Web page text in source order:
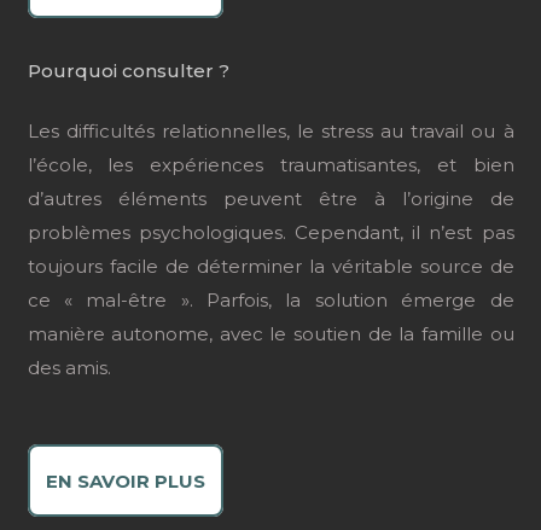
Pourquoi consulter ?
Les difficultés relationnelles, le stress au travail ou à
l’école, les expériences traumatisantes, et bien
d’autres éléments peuvent être à l’origine de
problèmes psychologiques. Cependant, il n’est pas
toujours facile de déterminer la véritable source de
ce « mal-être ». Parfois, la solution émerge de
manière autonome, avec le soutien de la famille ou
des amis.
EN SAVOIR PLUS